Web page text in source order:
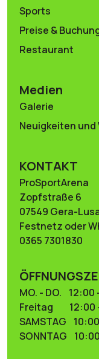
Sports
Preise &
Restaurant
Medien
Galerie
Neuigkeiten
KONTAKT
ProSportArena
Zopfstraße 6
07549 Gera-
Festnetz oder
0365 7301830
MO. - DO. 12:00
Freitag 12:00
SAMSTAG
SONNTAG